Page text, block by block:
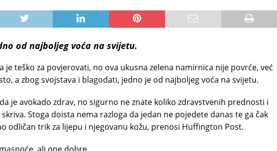
od najboljeg voća na svijetu.
je teško za povjerovati, no ova ukusna zelena namirnica nije povrće, već
a zbog svojstava i blagodati, jedno je od najboljeg voća na svijetu.
je avokado zdrav, no sigurno ne znate koliko zdravstvenih prednosti i
Stoga doista nema razloga da jedan ne pojedete danas te ga čak
odličan trik za lijepu i njegovanu kožu, prenosi Huffington Post.